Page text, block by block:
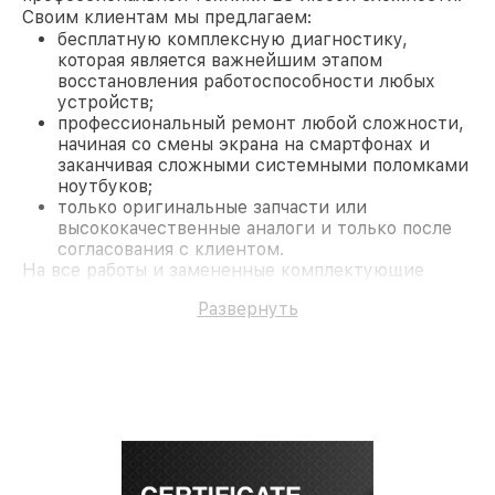
Своим клиентам мы предлагаем:
бесплатную комплексную диагностику,
которая является важнейшим этапом
восстановления работоспособности любых
устройств;
профессиональный ремонт любой сложности,
начиная со смены экрана на смартфонах и
заканчивая сложными системными поломками
ноутбуков;
только оригинальные запчасти или
высококачественные аналоги и только после
согласования с клиентом.
На все работы и замененные комплектующие
поломки по условиям гарантии, мы бесплатно
безупречной репутацией;
лицензированное ПО в ремонтно-
Развернуть